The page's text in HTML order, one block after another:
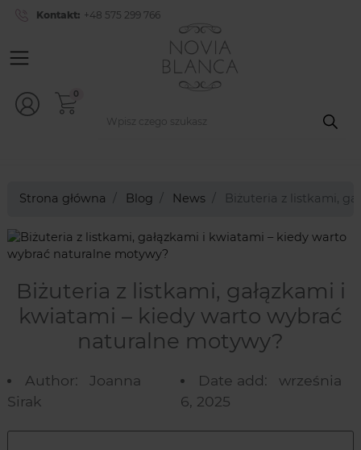
Kontakt: +48 575 299 766
0
Strona główna Blog News Biżuteria z listkami,
Biżuteria z listkami, gałązkami i
kwiatami – kiedy warto wybrać
naturalne motywy?
Author:
Joanna
Sirak
Date add:
września
6, 2025